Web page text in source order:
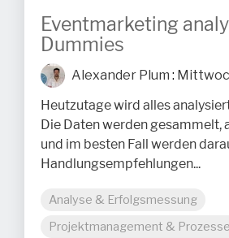
Eventmarketing
Dummies
Alexander Plum :
Heutzutage wird alles
Die Daten werden gesammelt,
und im besten Fall werden
Handlungsempfehlungen...
Analyse & Erfolgsmessung
Projektmanagement & Prozesse